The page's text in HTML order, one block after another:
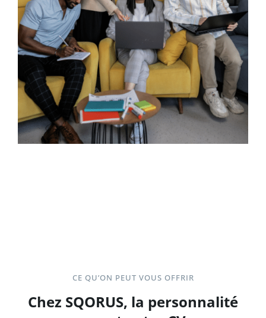
CE QU’ON PEUT VOUS OFFRIR
Chez SQORUS, la personnalité